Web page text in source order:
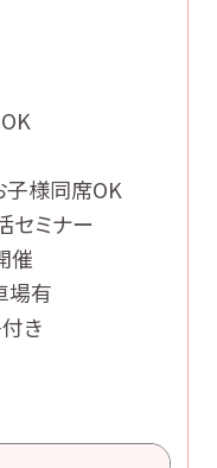
子様同席OK
セミナー
催
場有
き